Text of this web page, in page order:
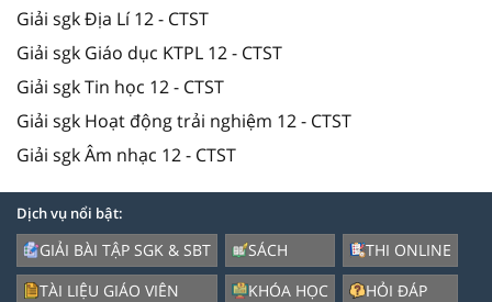
Giải sgk Địa Lí 12 - CTST
Giải sgk Giáo dục KTPL 12 - CTST
Giải sgk Tin học 12 - CTST
Giải sgk Hoạt động trải nghiệm 12 - CTST
Giải sgk Âm nhạc 12 - CTST
Dịch vụ nổi bật:
GIẢI BÀI TẬP SGK & SBT
TÀI LIỆU GIÁO VIÊN
SÁCH
KHÓA HỌC
THI ONLINE
HỎI ĐÁP